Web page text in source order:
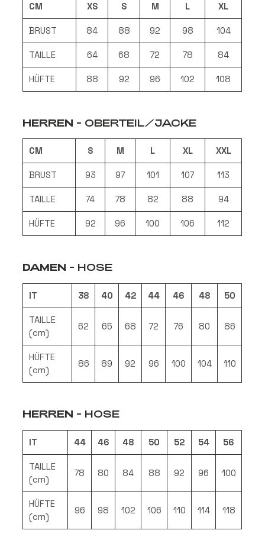
CM XS S M L XL
BRUST 84 88 92 98 104
TAILLE 64 68 72 78 84
HÜFTE 88 92 96 102 108
HERREN - OBERTEIL/JACKE
CM S M L XL XXL
BRUST 93 97 101 107 113
TAILLE 74 78 82 88 94
HÜFTE 92 96 100 106 112
DAMEN - HOSE
IT 38 40 42 44 46 48 50
TAILLE
(cm)
62 65 68 72 76 80 86
HÜFTE
(cm)
86 89 92 96 100 104 110
HERREN - HOSE
IT 44 46 48 50 52 54 56
TAILLE
(cm)
78 80 84 88 92 96 100
HÜFTE
(cm)
96 98 102 106 110 114 118